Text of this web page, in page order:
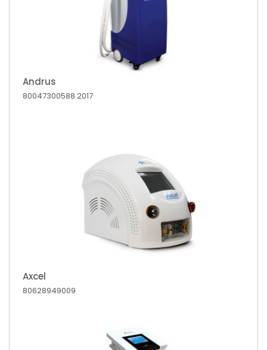
Andrus
80047300588 2017
Axcel
80628949009